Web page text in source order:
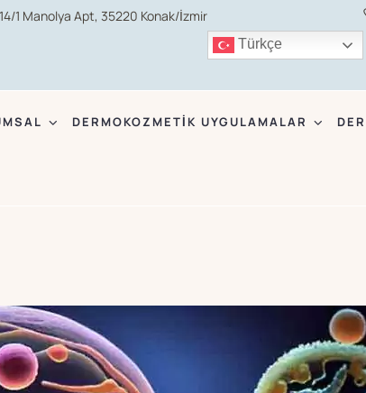
1 Manolya Apt, 35220 Konak/İzmir
Türkçe
DERMOKOZMETIK UYGULAMALAR